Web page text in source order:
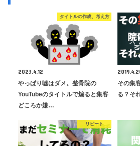
タイトルの作成、考え方
2023.4.12
やっぱり嘘はダメ。整骨院の
YouTubeのタイトルで煽ると集客
どころか嫌…
その集
る？そ
リピート